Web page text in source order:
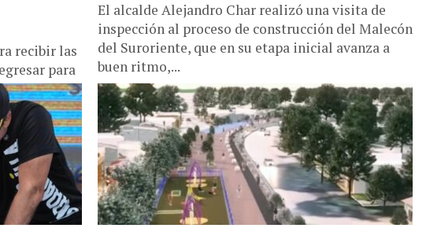
recibir las
para
una vez
El alcalde Alejandro Char realizó una visita de
inspección al proceso de construcción del Malecón
del Suroriente, que en su etapa inicial avanza a
buen ritmo,...